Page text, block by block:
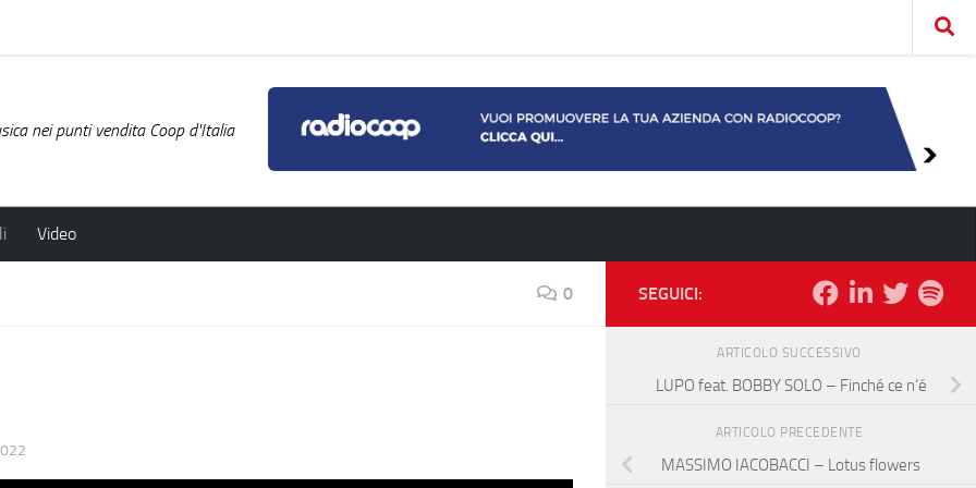
nei punti vendita Coop d'Italia
Video
0 SEGUICI:
ARTICOLO SUCCESSIVO
LUPO feat. BOBBY SOLO – Finché ce n’é
ARTICOLO PRECEDENTE
MASSIMO IACOBACCI – Lotus flowers